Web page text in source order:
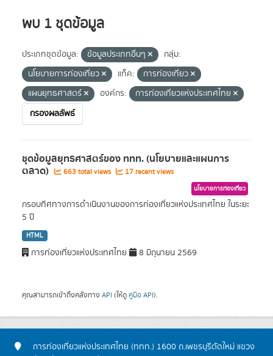
พบ 1 ชุดข้อมูล
ประเภทชุดข้อมูล: ข้อมูลประเภทอื่นๆ
กลุ่ม:
นโยบายการท่องเที่ยว
แท็ค:
การท่องเที่ยว
แผนยุทธศาสตร์
องค์กร:
การท่องเที่ยวแห่งประเทศไทย
กรองผลลัพธ์
ชุดข้อมูลยุทธศาสตร์ของ ททท. (นโยบายและแผนการ
ตลาด) 663 total views 17 recent views
นโยบายการท่องเที่ยว
กรอบทิศทางการดำเนินงานของการท่องเที่ยวแห่งประเทศไทย ในระยะ
5 ปี
HTML
การท่องเที่ยวแห่งประเทศไทย 8 มิถุนายน 2569
คุณสามารถเข้าถึงคลังทาง API (ให้ดู คู่มือ API).
การท่องเที่ยวแห่งประเทศไทย (ททท.) 1600 ถ.เพชรบุรีตัดใหม่ แขวง